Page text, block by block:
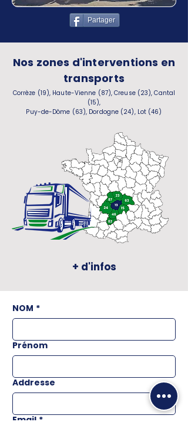
Partager
Nos zones d'interventions en
transports
Corrèze (19), Haute-Vienne (87), Creuse (23), Cantal
(15),
Puy-de-Dôme (63), Dordogne (24), Lot (46)
+ d'infos
NOM *
Prénom
Addresse
Email *